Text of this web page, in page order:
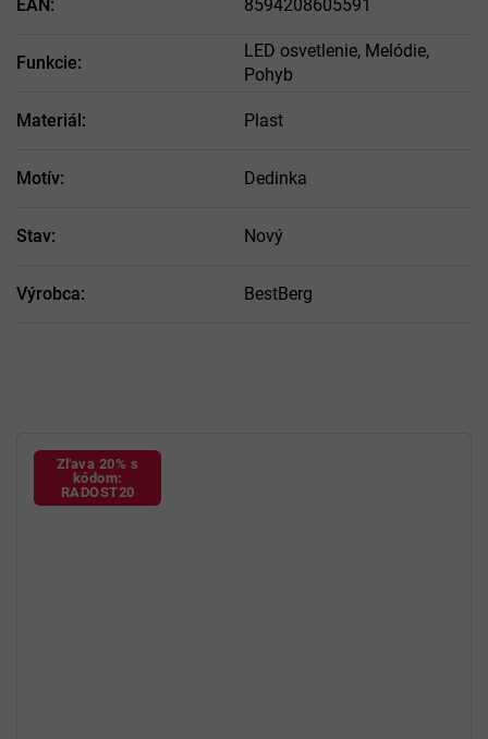
EAN: 8594208605591
Funkcie:
LED osvetlenie, Melódie,
Pohyb
Materiál: Plast
Motív: Dedinka
Stav: Nový
Výrobca: BestBerg
Zľava 20% s
kódom:
RADOST20